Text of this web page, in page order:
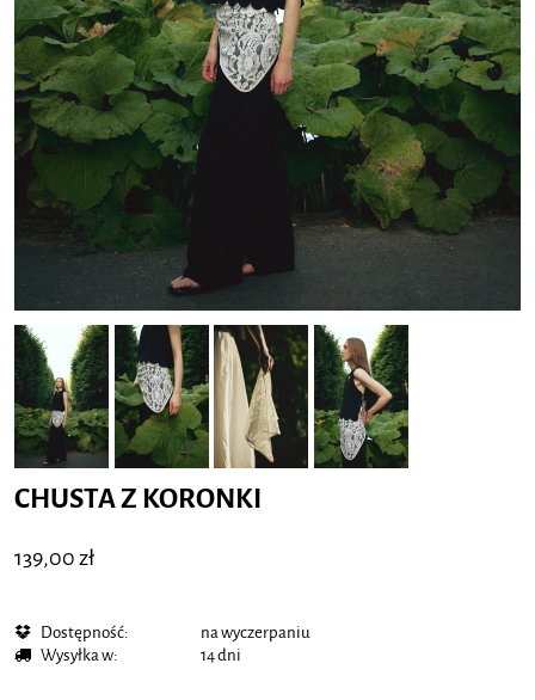
CHUSTA Z KORONKI
139,00 zł
Dostępność:
na wyczerpaniu
Wysyłka w:
14 dni